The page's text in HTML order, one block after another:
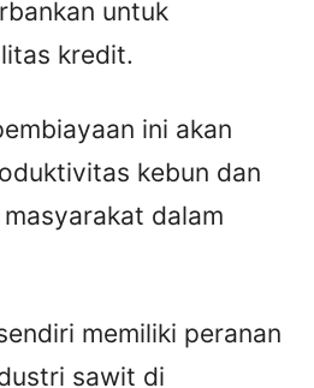
untuk
kredit.
ini akan
kebun dan
dalam
memiliki peranan
sawit di